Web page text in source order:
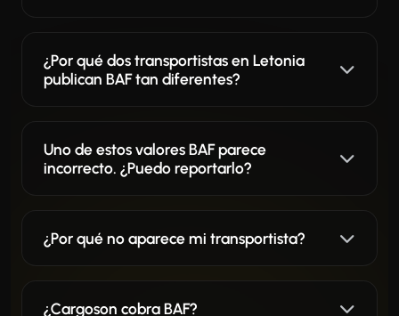
¿Por qué dos transportistas en Letonia
publican BAF tan diferentes?
Uno de estos valores BAF parece
incorrecto. ¿Puedo reportarlo?
¿Por qué no aparece mi transportista?
¿Cargoson cobra BAF?